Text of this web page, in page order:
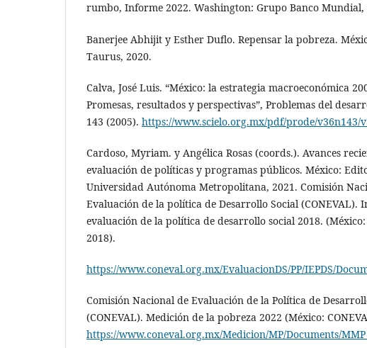
rumbo, Informe 2022. Washington: Grupo Banco Mundial,
Banerjee Abhijit y Esther Duflo. Repensar la pobreza.
Taurus, 2020.
Calva, José Luis. “México: la estrategia macroeconómica
Promesas, resultados y perspectivas”, Problemas del
143 (2005). https://www.scielo.org​.mx/pdf/prode/v36n143/
Cardoso, Myriam. y Angélica Rosas (coords.). Avances
evaluación de políticas y programas públicos. México:
Universidad Autónoma Metropolitana, 2021. Comisión
Evaluación de la política de Desarrollo Social (CONEVAL).
evaluación de la política de desarrollo social 2018. (México:
2018).
https://www.coneval.org.mx/EvaluacionDS/PP/IEPDS/
Comisión Nacional de Evaluación de la Política de
(CONEVAL). Medición de la pobreza 2022 (México:
https://www.coneval.org.mx/Medicion/MP/Documents/